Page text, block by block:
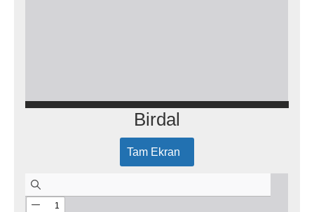
Birdal
Tam Ekran